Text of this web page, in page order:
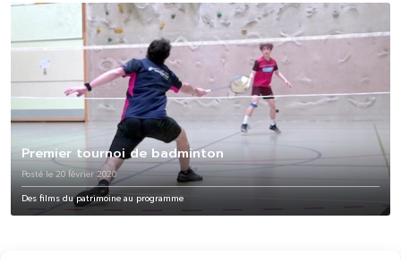
Premier tournoi de badminton
Posté le 20 février 2020
Des films du patrimoine au programme